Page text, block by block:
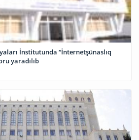
İnstitutunda “İnternetşünaslıq
yaradılıb